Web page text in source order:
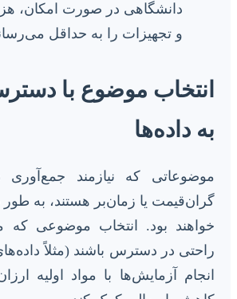
دانشگاهی در صورت امکان،
و تجهیزات را به حداقل
انتخاب موضوع با
به داده‌ها
موضوعاتی که نیازمند جمع‌آوری
گران‌قیمت یا زمان‌بر هستند، به طور
خواهند بود. انتخاب موضوعی که
راحتی در دسترس باشند (مثلاً داده‌های
انجام آزمایش‌ها با مواد اولیه